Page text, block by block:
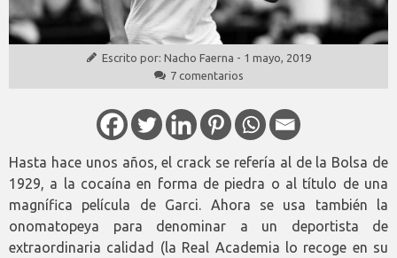
Escrito por: Nacho Faerna - 1 mayo, 2019
7 comentarios
Hasta hace unos años, el crack se refería al de la Bolsa de
1929, a la cocaína en forma de piedra o al título de una
magnífica película de Garci. Ahora se usa también la
onomatopeya para denominar a un deportista de
extraordinaria calidad (la Real Academia lo recoge en su